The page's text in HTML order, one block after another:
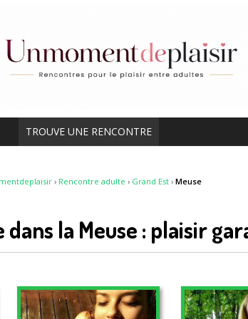
TROUVE UNE RENCONTRE
› Rencontre adulte › Grand Est › Meuse
la Meuse : plaisir